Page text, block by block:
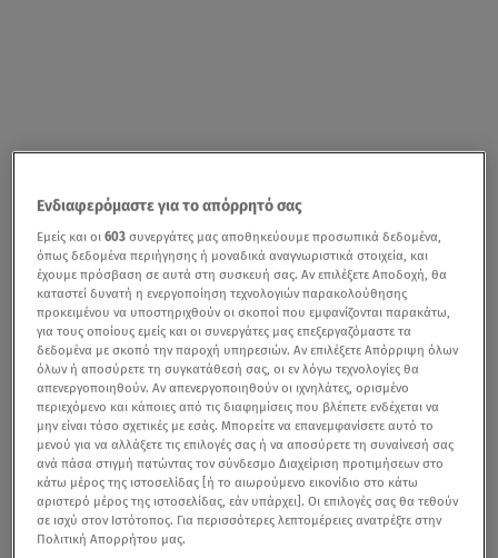
Σαν σήμεραστις 26 Ιανουαρίου του 1939 γεννήθηκε ο
Έλληνας «Τζέιμς Ντιν», οηθοποιόςμε το πιο υπέροχο
και εκφραστικό γαλαζοπράσινο βλέμμα που λάτρευε ο
κινηματογραφικός φακός και ξετρέλενε τις
θαυμάστριές του.
Φαίδων Γεωργίτσης, άφησε αναμφίβολα το στίγμα του
στονελληνικό κινηματογράφομε το ταλέντο του στην
υποκριτική και την ικανότητά του να μετατρέπει
δευτερεύοντες ρόλους σε πρωταγωνιστικούς!
Τζένη Καρέζη: Ο έρωτας με συμπρωταγωνιστή της, πριν
Ενδιαφερόμαστε για το απόρρητό σας
Εμείς και οι603 συνεργάτες μας αποθηκεύουμε προσωπικά δεδομένα,
όπως δεδομένα περιήγησης ή μοναδικά αναγνωριστικά στοιχεία, και
έχουμε πρόσβαση σε αυτά στη συσκευή σας. Αν επιλέξετε Αποδοχή, θα
καταστεί δυνατή η ενεργοποίηση τεχνολογιών παρακολούθησης
προκειμένου να υποστηριχθούν οι σκοποί που εμφανίζονται παρακάτω,
για τους οποίους εμείς και οι συνεργάτες μας επεξεργαζόμαστε τα
δεδομένα με σκοπό την παροχή υπηρεσιών. Αν επιλέξετε Απόρριψη όλων
όλων ή αποσύρετε τη συγκατάθεσή σας, οι εν λόγω τεχνολογίες θα
απενεργοποιηθούν. Αν απενεργοποιηθούν οι ιχνηλάτες, ορισμένο
περιεχόμενο και κάποιες από τις διαφημίσεις που βλέπετε ενδέχεται να
μην είναι τόσο σχετικές με εσάς. Μπορείτε να επανεμφανίσετε αυτό το
μενού για να αλλάξετε τις επιλογές σας ή να αποσύρετε τη συναίνεσή σας
ανά πάσα στιγμή πατώντας τον σύνδεσμο Διαχείριση προτιμήσεων στο
κάτω μέρος της ιστοσελίδας [ή το αιωρούμενο εικονίδιο στο κάτω
αριστερό μέρος της ιστοσελίδας, εάν υπάρχει]. Οι επιλογές σας θα τεθούν
σε ισχύ στον Ιστότοπος. Για περισσότερες λεπτομέρειες ανατρέξτε στην
Πολιτική Απορρήτου μας.